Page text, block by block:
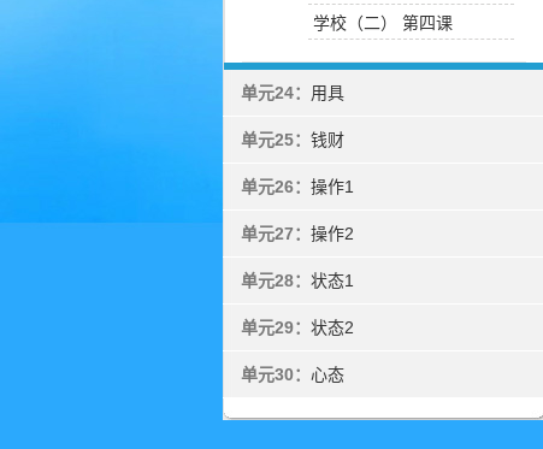
学校（二） 第四课
单元24： 用具
单元25： 钱财
单元26： 操作1
单元27： 操作2
单元28： 状态1
单元29： 状态2
单元30： 心态